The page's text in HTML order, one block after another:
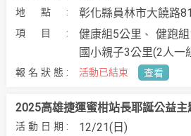
彰化縣員林市大饒路
健康組5公里
健跑
國小親子3公里(2人一
活動已結束 查看
12/21(日)
2025高雄捷運蜜柑站長耶誕公益主